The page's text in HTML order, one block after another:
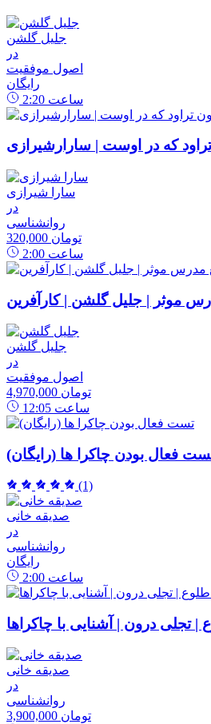
جلیل گلشن
در
اصول موفقیت
رایگان
2:20 ساعت
تراود که در اوست | سارارشیرازی
سارا شیرازی
در
روانشناسی
320,000 تومان
2:00 ساعت
موثر | جلیل گلشن | کارآفرین
جلیل گلشن
در
اصول موفقیت
4,970,000 تومان
12:05 ساعت
فعال بودن چاکرا ها (رایگان)
(1)
صدیقه خانی
در
روانشناسی
رایگان
2:00 ساعت
| تجلی درون | آشنایی با چاکراها
صدیقه خانی
در
روانشناسی
3,900,000 تومان